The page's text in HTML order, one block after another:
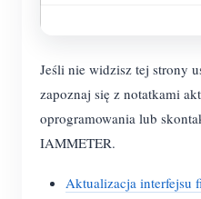
Jeśli nie widzisz tej strony
zapoznaj się z notatkami
oprogramowania lub
IAMMETER.
Aktualizacja interfejsu